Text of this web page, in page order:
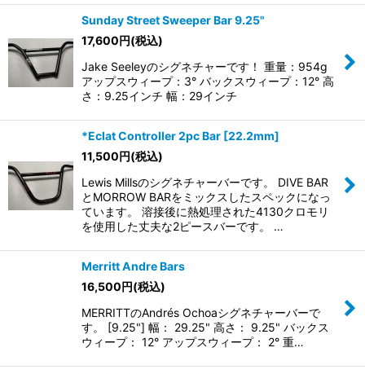
Sunday Street Sweeper Bar 9.25"
17,600円(税込)
Jake Seeleyのシグネチャーです！ 重量：954g
アップスウィープ：3° バックスウィープ：12° 高
さ：9.25インチ 幅：29インチ
*Eclat Controller 2pc Bar [22.2mm]
11,500円(税込)
Lewis Millsのシグネチャーバーです。 DIVE BAR
とMORROW BARをミックスしたスペックになっ
ています。 溶接後に熱処理された4130クロモリ
を使用した丈夫な2ピースバーです。 …
Merritt Andre Bars
16,500円(税込)
MERRITTのAndrés Ochoaシグネチャーバーで
す。 [9.25"] 幅： 29.25" 高さ： 9.25" バックス
ウィープ： 12° アップスウィープ： 2° 重…